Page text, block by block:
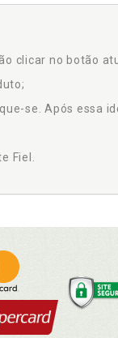
clicar no botão
se. Após essa
Fiel.